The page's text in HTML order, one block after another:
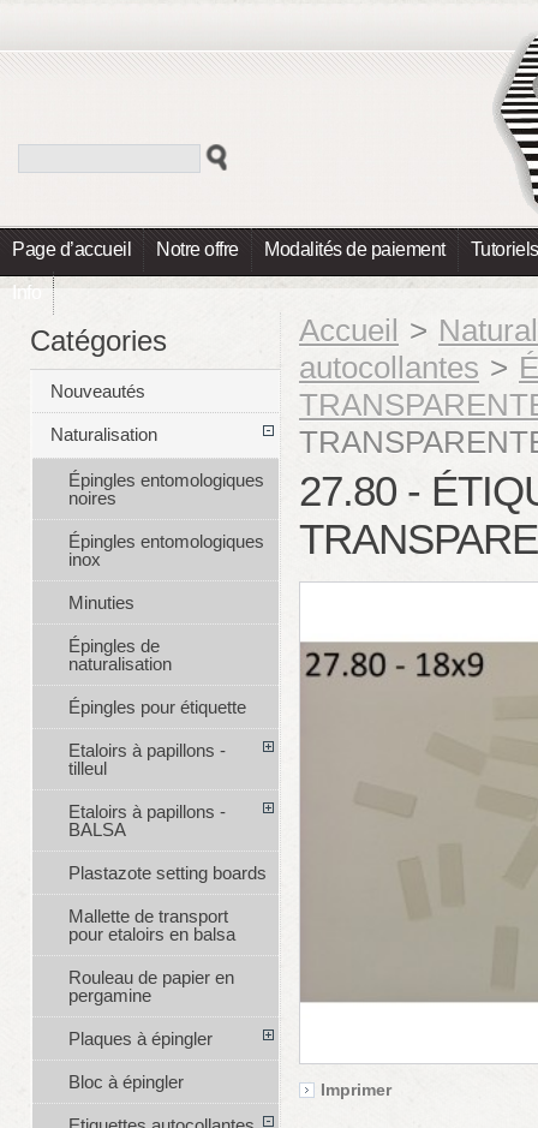
Page d’accueil Notre offre Modalités de paiement Tutoriels
Info
Accueil >
autocollantes >
27.80 -
Imprimer
Catégories
Nouveautés
Naturalisation
Épingles entomologiques
noires
Épingles entomologiques
inox
Minuties
Épingles de
naturalisation
Épingles pour étiquette
Etaloirs à papillons -
tilleul
Etaloirs à papillons -
BALSA
Plastazote setting boards
Mallette de transport
pour etaloirs en balsa
Rouleau de papier en
pergamine
Plaques à épingler
Bloc à épingler